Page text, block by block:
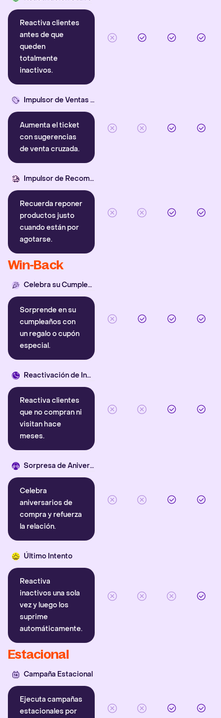
Reactiva clientes
antes de que
queden
totalmente
inactivos.
Impulsor de Ventas Cruzadas
Aumenta el ticket
con sugerencias
de venta cruzada.
Impulsor de Recompra
Recuerda reponer
productos justo
cuando están por
agotarse.
Win-Back
Celebra su Cumpleaños
Sorprende en su
cumpleaños con
un regalo o cupón
especial.
Reactivación de Inactivos
Reactiva clientes
que no compran ni
visitan hace
meses.
Sorpresa de Aniversario
Celebra
aniversarios de
compra y refuerza
la relación.
Último Intento
Reactiva
inactivos una sola
vez y luego los
suprime
automáticamente.
Estacional
Campaña Estacional
Ejecuta campañas
estacionales por